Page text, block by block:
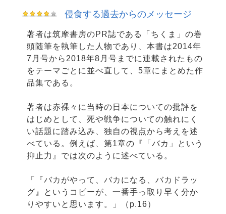
侵食する過去からのメッセージ
著者は筑摩書房のPR誌である「ちくま」の巻
頭随筆を執筆した人物であり、本書は2014年
7月号から2018年8月号までに連載されたもの
をテーマごとに並べ直して、5章にまとめた作
品集である。
著者は赤裸々に当時の日本についての批評を
はじめとして、死や戦争についての触れにく
い話題に踏み込み、独自の視点から考えを述
べている。例えば、第1章の『「バカ」という
抑止力』では次のように述べている。
「『バカがやって、バカになる、バカドラッ
グ』というコピーが、一番手っ取り早く分か
りやすいと思います。」（p.16）